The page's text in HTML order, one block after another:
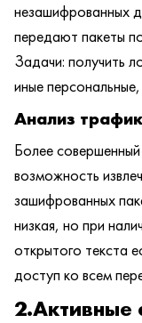
незашифрованных
передают пакеты
Задачи: получить
иные
Анализ
Более
возможность
зашифрованных
низкая, но при
открытого текста
доступ ко всем
2.Активные